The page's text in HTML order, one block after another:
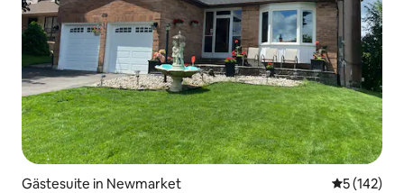
Gästesuite in Newmarket
5 (142)